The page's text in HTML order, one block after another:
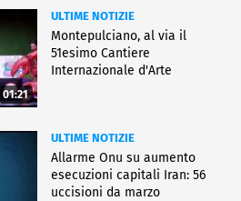
01:21
ULTIME NOTIZIE
Montepulciano, al via il
51esimo Cantiere
Internazionale d'Arte
ULTIME NOTIZIE
Allarme Onu su aumento
esecuzioni capitali Iran: 56
uccisioni da marzo